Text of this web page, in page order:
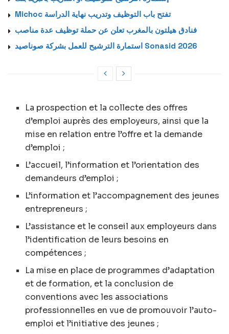
Michoc تفتح باب التوظيف وتدريب نهاية الدراسة
فنادق هيلتون بالمغرب تعلن عن حملة توظيف عدة مناصب
استمارة الترشيح للعمل بشركة صوناصيد Sonasid 2026
La prospection et la collecte des offres
d’emploi auprès des employeurs, ainsi que la
mise en relation entre l’offre et la demande
d’emploi ;
L’accueil, l’information et l’orientation des
demandeurs d’emploi ;
L’information et l’accompagnement des jeunes
entrepreneurs ;
L’assistance et le conseil aux employeurs dans
l’identification de leurs besoins en
compétences ;
La mise en place de programmes d’adaptation
et de formation, et la conclusion de
conventions avec les associations
professionnelles en vue de promouvoir l’auto-
emploi et l’initiative des jeunes ;